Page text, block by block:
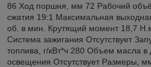
86 Ход поршня, мм 72 Рабочий
сжатия 19:1 Максимальная
об. в мин. Крутящий момент 18,7
Система зажигания Отсутствует
топлива, г/кВт*ч 280 Объем масла в
освещения Отсутствует Размеры,